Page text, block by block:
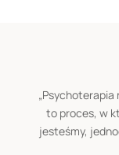
„Psychoterapia
to proces, w
jesteśmy,